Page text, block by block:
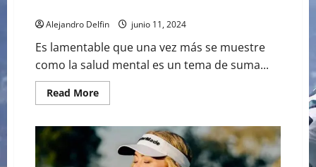
Alejandro Delfin junio 11, 2024
Es lamentable que una vez más se muestre
como la salud mental es un tema de suma...
Read MoreRead
more
IMPACTANTE
MUERTE
DEL
GOLFISTA